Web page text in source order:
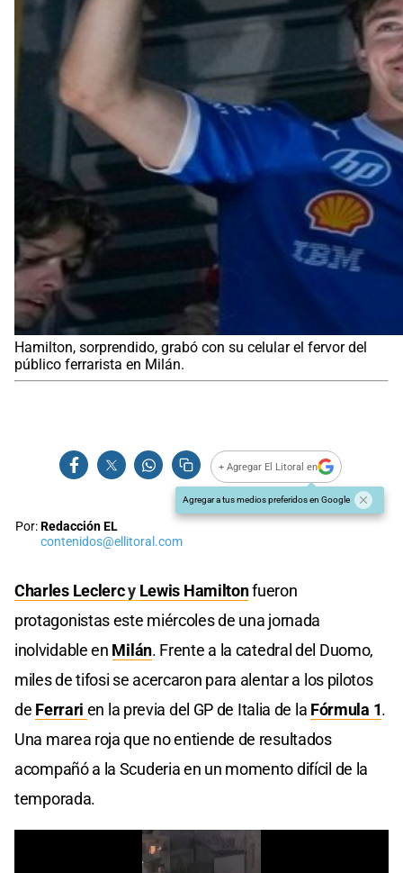
Hamilton, sorprendido, grabó con su celular el fervor del
público ferrarista en Milán.
+ Agregar El Litoral en
Agregar a tus medios preferidos en Google
Por:Redacción EL
contenidos@ellitoral.com
Charles Leclercy Lewis Hamiltonfueron
protagonistas este miércoles de una jornada
inolvidable en Milán. Frente a la catedral del Duomo,
miles de tifosi se acercaron para alentar a los pilotos
de Ferrari en la previa del GP de Italia de la Fórmula 1.
Una marea roja que no entiende de resultados
acompañó a la Scuderia en un momento difícil de la
temporada.